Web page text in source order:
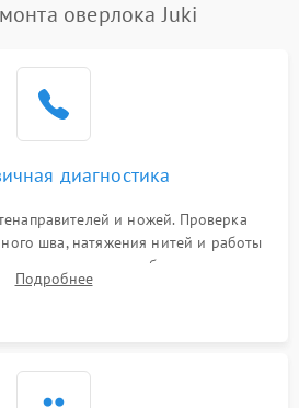
оверлока Juki
диагностика
и ножей. Проверка
шва, натяжения нитей и работы
стежков, обрывов нити,
среза ткани на тестовом образце.
Подробнее